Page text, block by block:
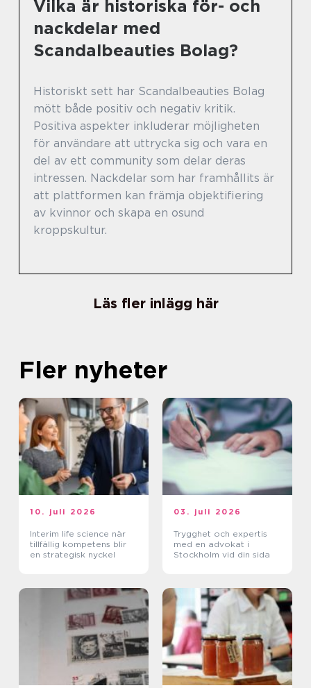
Vilka är historiska för- och
nackdelar med
Scandalbeauties Bolag?
Historiskt sett har Scandalbeauties Bolag
mött både positiv och negativ kritik.
Positiva aspekter inkluderar möjligheten
för användare att uttrycka sig och vara en
del av ett community som delar deras
intressen. Nackdelar som har framhållits är
att plattformen kan främja objektifiering
av kvinnor och skapa en osund
kroppskultur.
Läs fler inlägg här
Fler nyheter
10. juli 2026
Interim life science när
tillfällig kompetens blir
en strategisk nyckel
03. juli 2026
Trygghet och expertis
med en advokat i
Stockholm vid din sida